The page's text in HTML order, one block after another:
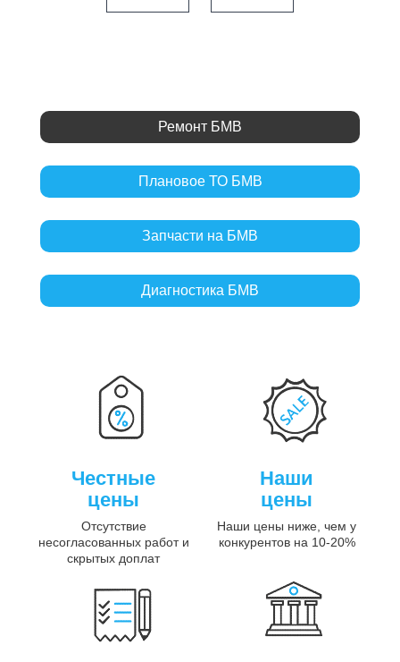
Ремонт БМВ
Плановое ТО БМВ
Запчасти на БМВ
Диагностика БМВ
Честные
цены
Отсутствие
несогласованных работ и
скрытых доплат
Наши
цены
Наши цены ниже, чем у
конкурентов на 10-20%